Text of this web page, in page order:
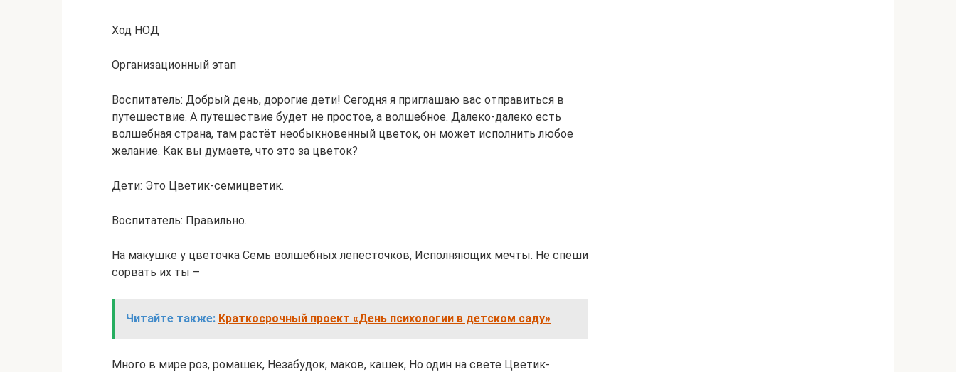
Ход НОД
Организационный этап
Воспитатель: Добрый день, дорогие дети! Сегодня я приглашаю вас отправиться в
путешествие. А путешествие будет не простое, а волшебное. Далеко-далеко есть
волшебная страна, там растёт необыкновенный цветок, он может исполнить любое
желание. Как вы думаете, что это за цветок?
Дети: Это Цветик-семицветик.
Воспитатель: Правильно.
На макушке у цветочка Семь волшебных лепесточков, Исполняющих мечты. Не спеши
сорвать их ты –
Читайте также: Краткосрочный проект «День психологии в детском саду»
Много в мире роз, ромашек, Незабудок, маков, кашек, Но один на свете Цветик-